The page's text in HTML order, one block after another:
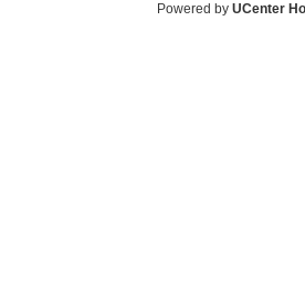
Powered by UCenter